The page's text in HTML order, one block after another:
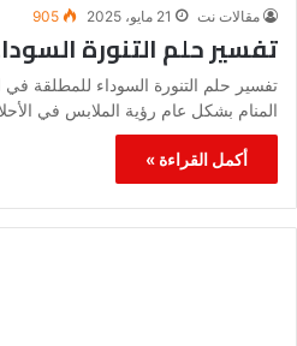
مقالات نت 21 مايو، 2025 905
تفسير حلم التنورة
تفسير حلم التنورة السوداء للمطلقة في
المنام بشكل عام رؤية الملابس في
أكمل القراءة »